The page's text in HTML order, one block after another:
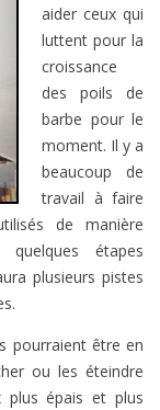
aider ceux qui
luttent pour la
croissance
des poils de
barbe pour le
moment. Il y a
beaucoup de
travail à faire
de manière
étapes
plusieurs pistes
pourraient être en
ou les éteindre
plus épais et plus